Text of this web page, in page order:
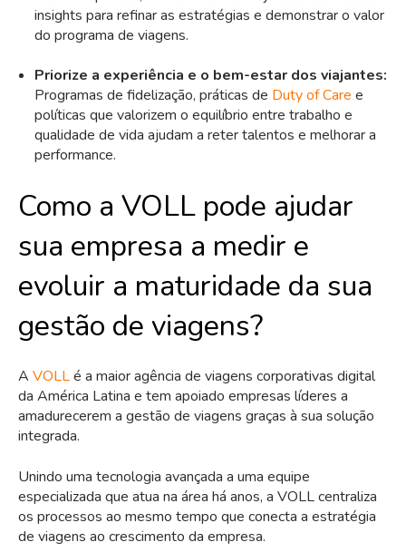
insights para refinar as estratégias e demonstrar o valor
do programa de viagens.
Priorize a experiência e o bem-estar dos viajantes:
Programas de fidelização, práticas de Duty of Care e
políticas que valorizem o equilíbrio entre trabalho e
qualidade de vida ajudam a reter talentos e melhorar a
performance.
Como a VOLL pode ajudar
sua empresa a medir e
evoluir a maturidade da sua
gestão de viagens?
A VOLLé a maior agência de viagens corporativas digital
da América Latina e tem apoiado empresas líderes a
amadurecerem a gestão de viagens graças à sua solução
integrada.
Unindo uma tecnologia avançada a uma equipe
especializada que atua na área há anos, a VOLL centraliza
os processos ao mesmo tempo que conecta a estratégia
de viagens ao crescimento da empresa.